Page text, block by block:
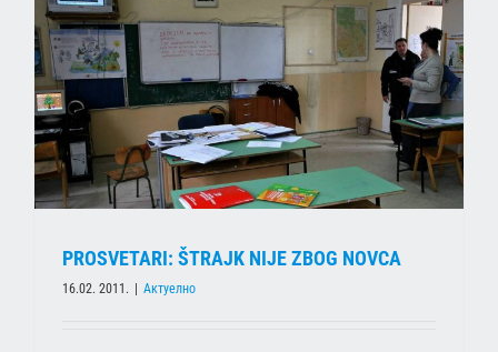
PROSVETARI: ŠTRAJK NIJE ZBOG NOVCA
16.02. 2011. | Актуелно